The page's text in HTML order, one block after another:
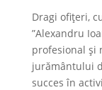
Dragi ofițeri,
”Alexandru
profesional și
jurământului
succes în